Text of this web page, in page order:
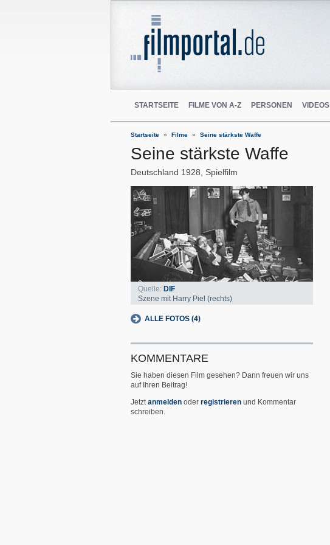
STARTSEITE FILME VON A-Z PERSONEN VIDEOS
Startseite Filme Seine stärkste Waffe
Seine stärkste Waffe
Deutschland 1928 Spielfilm
Quelle: DIF
Szene mit Harry Piel (rechts)
ALLE FOTOS (4)
KOMMENTARE
Sie haben diesen Film gesehen? Dann freuen wir uns
auf Ihren Beitrag!
Jetzt anmelden oder registrieren und Kommentar
schreiben.